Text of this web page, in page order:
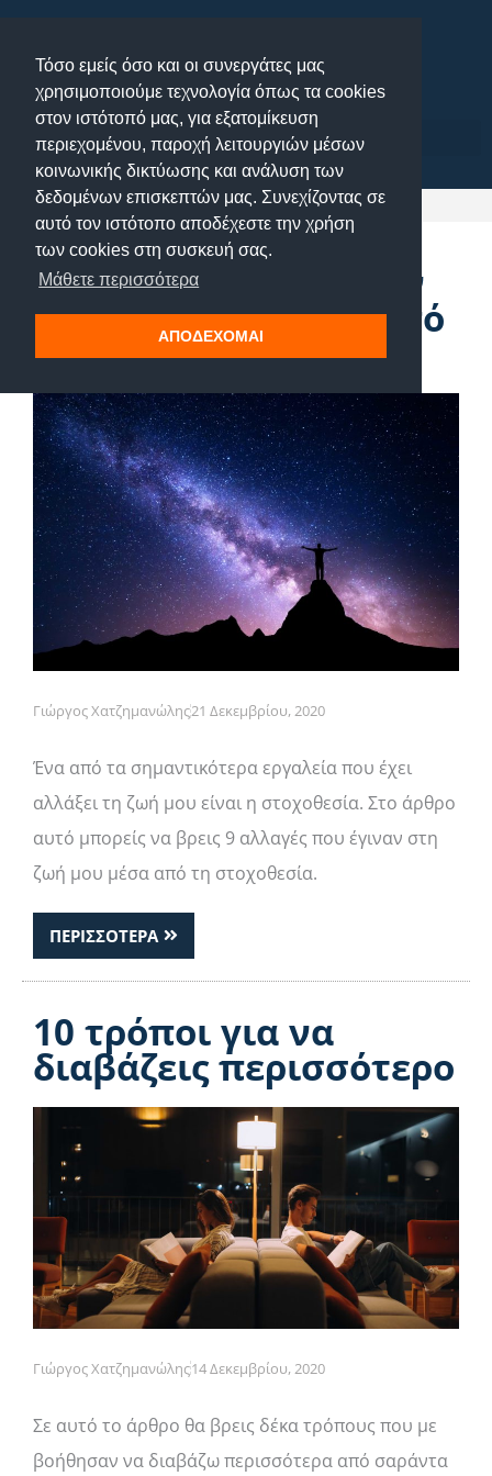
Τόσο εμείς όσο και οι συνεργάτες μας
χρησιμοποιούμε τεχνολογία όπως τα cookies
στον ιστότοπό μας, για εξατομίκευση
περιεχομένου, παροχή λειτουργιών μέσων
κοινωνικής δικτύωσης και ανάλυση των
δεδομένων επισκεπτών μας. Συνεχίζοντας σε
αυτό τον ιστότοπο αποδέχεστε την χρήση
των cookies στη συσκευή σας.
Μάθετε περισσότερα
ΑΠΟΔΕΧΟΜΑΙ
περιεχόμενο
9 αλλαγές που έγιναν
στη ζωή μου μέσα από
τη στοχοθεσία
Γιώργος Χατζημανώλης21 Δεκεμβρίου, 2020
Ένα από τα σημαντικότερα εργαλεία που έχει
αλλάξει τη ζωή μου είναι η στοχοθεσία. Στο άρθρο
αυτό μπορείς να βρεις 9 αλλαγές που έγιναν στη
ζωή μου μέσα από τη στοχοθεσία.
ΠΕΡΙΣΣΟΤΕΡΑ
10 τρόποι για να
διαβάζεις περισσότερο
Γιώργος Χατζημανώλης14 Δεκεμβρίου, 2020
Σε αυτό το άρθρο θα βρεις δέκα τρόπους που με
βοήθησαν να διαβάζω περισσότερα από σαράντα